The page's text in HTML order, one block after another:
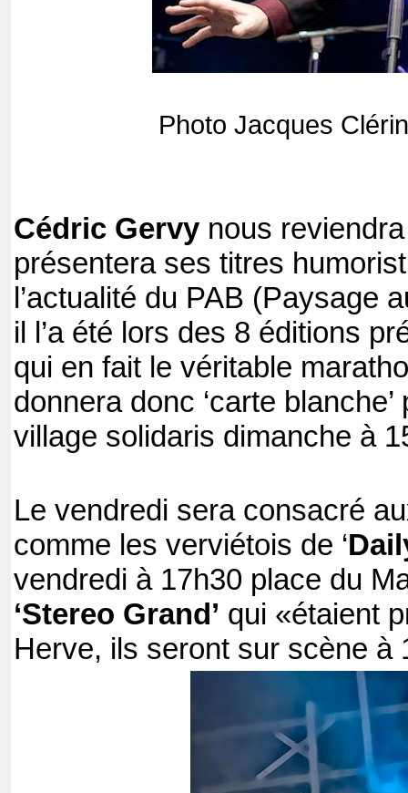
Photo Jacques
Cédric Gervy nous
présentera ses titres
l’actualité du PAB (Paysage
il l’a été lors des 8 éditions
qui en fait le véritable
donnera donc ‘carte
village solidaris dimanche à
Le vendredi sera consacré
comme les verviétois de ‘
vendredi à 17h30 place du
‘Stereo Grand’ qui «étaient
Herve, ils seront sur scène à